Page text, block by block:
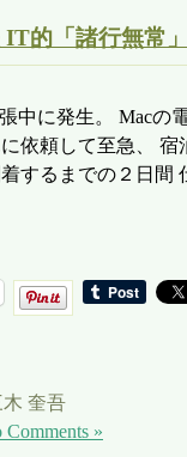
IT的「諸行無常
中に発生。 Macの
依頼して至急、 宿
するまでの２日間
木 奎吾
Comments »